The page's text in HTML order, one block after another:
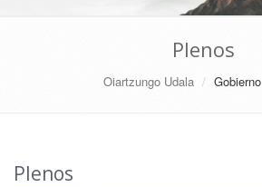
Plenos
Oiartzungo Udala Gobierno
Plenos